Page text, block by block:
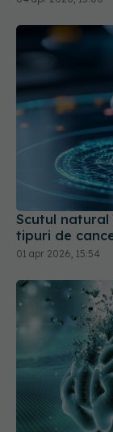
Scutul
tipuri de
01 apr 2026, 15:54